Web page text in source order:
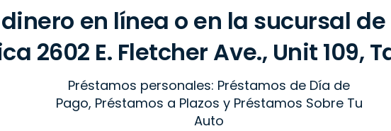
en línea o en la sucursal
2602 E. Fletcher Ave., Unit 109,
Préstamos personales: Préstamos de Día de
Pago, Préstamos a Plazos y Préstamos Sobre Tu
Auto